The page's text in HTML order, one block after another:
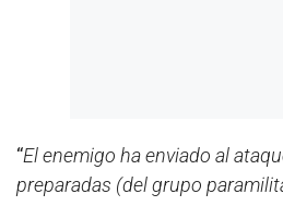
“El enemigo ha enviado al
preparadas (del grupo